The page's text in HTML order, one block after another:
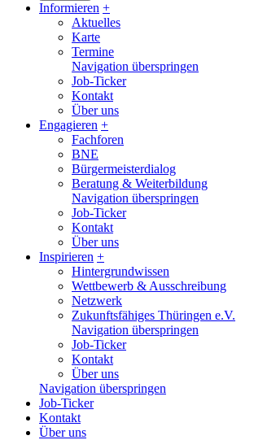
Informieren +
Aktuelles
Karte
Termine
Navigation überspringen
Job-Ticker
Kontakt
Über uns
Engagieren +
Fachforen
BNE
Bürgermeisterdialog
Beratung & Weiterbildung
Navigation überspringen
Job-Ticker
Kontakt
Über uns
Inspirieren +
Hintergrundwissen
Wettbewerb & Ausschreibung
Netzwerk
Zukunftsfähiges Thüringen e.V.
Navigation überspringen
Job-Ticker
Kontakt
Über uns
Navigation überspringen
Job-Ticker
Kontakt
Über uns